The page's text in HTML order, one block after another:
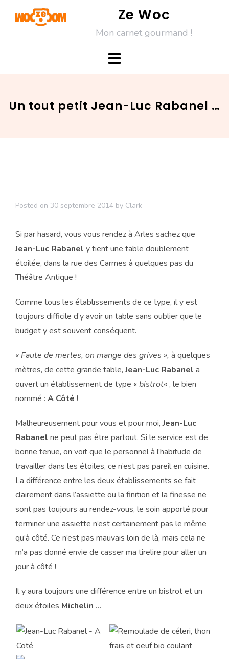
Ze Woc
Mon carnet gourmand !
Un tout petit Jean-Luc Rabanel …
Posted on 30 septembre 2014 by Clark
Si par hasard, vous vous rendez à Arles sachez que
Jean-Luc Rabanel y tient une table doublement
étoilée, dans la rue des Carmes à quelques pas du
Théâtre Antique !
Comme tous les établissements de ce type, il y est
toujours difficile d’y avoir un table sans oublier que le
budget y est souvent conséquent.
« Faute de merles, on mange des grives », à quelques
mètres, de cette grande table,Jean-Luc Rabanel a
ouvert un établissement de type « bistrot« , le bien
nommé : A Côté !
Malheureusement pour vous et pour moi,Jean-Luc
Rabanel ne peut pas être partout. Si le service est de
bonne tenue, on voit que le personnel à l’habitude de
travailler dans les étoiles, ce n’est pas pareil en cuisine.
La différence entre les deux établissements se fait
clairement dans l’assiette ou la finition et la finesse ne
sont pas toujours au rendez-vous, le soin apporté pour
terminer une assiette n’est certainement pas le même
qu’à côté. Ce n’est pas mauvais loin de là, mais cela ne
m’a pas donné envie de casser ma tirelire pour aller un
jour à côté !
Il y aura toujours une différence entre un bistrot et un
deux étoiles Michelin …